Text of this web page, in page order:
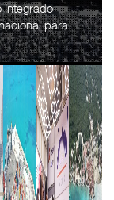
Integrado
para